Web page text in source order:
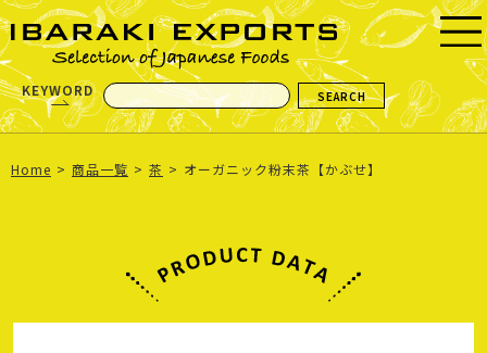
KEYWORD
Home 商品一覧 茶 オーガニック粉末茶【かぶせ】